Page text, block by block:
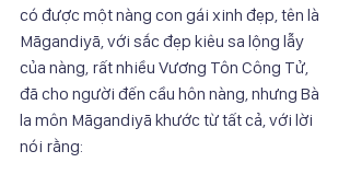
có được một nàng con gái xinh đẹp, tên là
Māgandiyā, với sắc đẹp kiêu sa lộng lẫy
của nàng, rất nhiều Vương Tôn Công Tử,
đã cho người đến cầu hôn nàng, nhưng Bà
la môn Māgandiyā khước từ tất cả, với lời
nói rằng: